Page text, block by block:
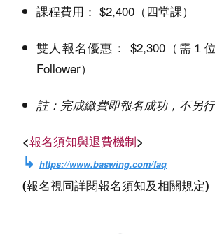
課程費用： $2,400（四堂課）
雙人報名優惠： $2,300（需１
Follower）
註：完成繳費即報名成功，不另行
<報名須知與退費機制>
↳ https://www.baswing.com/faq
(報名視同詳閱報名須知及相關規定)